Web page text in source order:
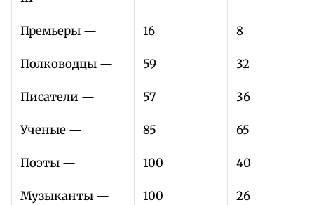
Премьеры — 16 8
Полководцы — 59 32
Писатели — 57 36
Ученые — 85 65
Поэты — 100 40
Музыканты — 100 26